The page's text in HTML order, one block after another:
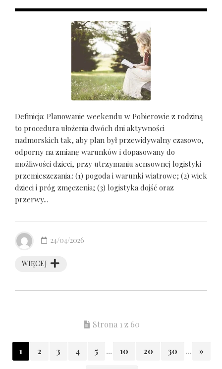
Definicja: Planowanie weekendu w Pobierowie z rodziną
to procedura ułożenia dwóch dni aktywności
nadmorskich tak, aby plan był przewidywalny czasowo,
odporny na zmianę warunków i dopasowany do
możliwości dzieci, przy utrzymaniu sensownej logistyki
przemieszczania.: (1) pogoda i warunki wiatrowe; (2) wiek
dzieci i próg zmęczenia; (3) logistyka dojść oraz
przerwy...
WIĘCEJ
24/04/2026
Strona 1 z 60
1 2 3 4 5 ... 10 20 30 ... »